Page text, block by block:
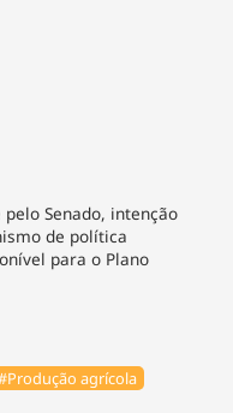
Senado, intenção
de política
para o Plano
agrícola